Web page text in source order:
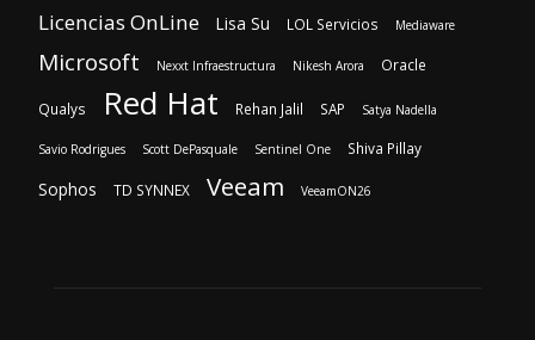
Licencias OnLine Lisa Su LOL Servicios Mediaware
Microsoft Nexxt Infraestructura Nikesh Arora Oracle
Qualys Red Hat Rehan Jalil SAP Satya Nadella
Savio Rodrigues Scott DePasquale Sentinel One Shiva Pillay
Sophos TD SYNNEX Veeam VeeamON26